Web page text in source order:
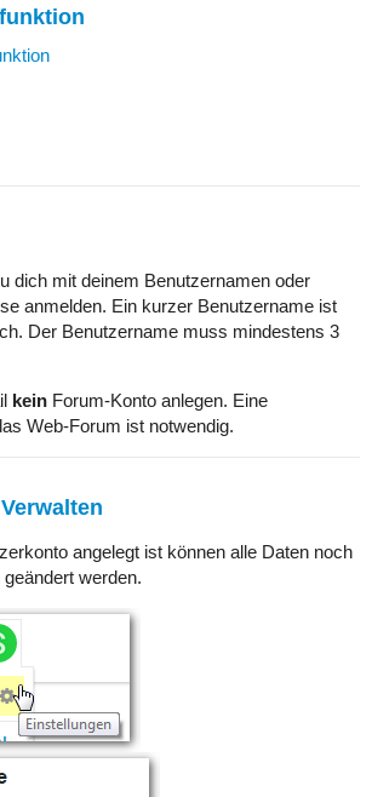
dich mit deinem Benutzernamen oder
anmelden. Ein kurzer Benutzername ist
Der Benutzername muss mindestens 3
kein Forum-Konto anlegen. Eine
Web-Forum ist notwendig.
angelegt ist können alle Daten noch
werden.